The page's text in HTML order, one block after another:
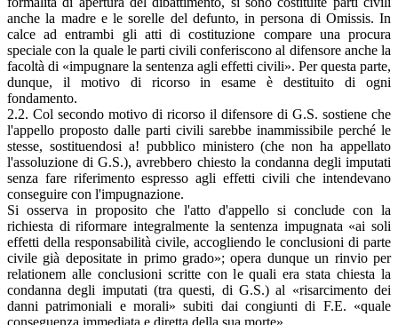
anche la madre e le sorelle del defunto, in persona di Omissis. In
calce ad entrambi gli atti di costituzione compare una procura
speciale con la quale le parti civili conferiscono al difensore anche la
facoltà di «impugnare la sentenza agli effetti civili». Per questa parte,
dunque, il motivo di ricorso in esame è destituito di ogni
fondamento.
2.2. Col secondo motivo di ricorso il difensore di G.S. sostiene che
l'appello proposto dalle parti civili sarebbe inammissibile perché le
stesse, sostituendosi a! pubblico ministero (che non ha appellato
l'assoluzione di G.S.), avrebbero chiesto la condanna degli imputati
senza fare riferimento espresso agli effetti civili che intendevano
conseguire con l'impugnazione.
Si osserva in proposito che l'atto d'appello si conclude con la
richiesta di riformare integralmente la sentenza impugnata «ai soli
effetti della responsabilità civile, accogliendo le conclusioni di parte
civile già depositate in primo grado»; opera dunque un rinvio per
relationem alle conclusioni scritte con le quali era stata chiesta la
condanna degli imputati (tra questi, di G.S.) al «risarcimento dei
danni patrimoniali e morali» subiti dai congiunti di F.E. «quale
conseguenza immediata e diretta della sua morte».